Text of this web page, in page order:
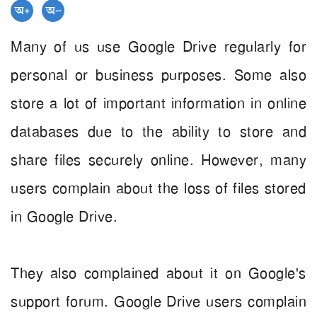
Many of us use Google Drive regularly for
personal or business purposes. Some also
store a lot of important information in online
databases due to the ability to store and
share files securely online. However, many
users complain about the loss of files stored
in Google Drive.
They also complained about it on Google's
support forum. Google Drive users complain